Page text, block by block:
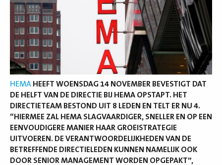
HEMA HEEFT WOENSDAG 14 NOVEMBER BEVESTIGT DAT
DE HELFT VAN DE DIRECTIE BIJ HEMA OPSTAPT. HET
DIRECTIETEAM BESTOND UIT 8 LEDEN EN TELT ER NU 4.
“HIERMEE ZAL HEMA SLAGVAARDIGER, SNELLER EN OP EEN
EENVOUDIGERE MANIER HAAR GROEISTRATEGIE
UITVOEREN. DE VERANTWOORDELIJKHEDEN VAN DE
BETREFFENDE DIRECTIELEDEN KUNNEN NAMELIJK OOK
DOOR SENIOR MANAGEMENT WORDEN OPGEPAKT”,